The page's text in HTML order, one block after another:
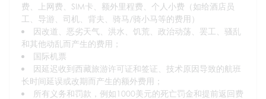
费、上网费、SIM卡、额外里程费、个人小费（如给酒店员
工、导游、司机、背夫、骑马/骑小马等的费用）
因改道、恶劣天气、洪水、饥荒、政治动荡、罢工、骚乱
和其他动乱而产生的费用；
国际机票
因延迟收到西藏旅游许可证和签证、技术原因导致的航班
长时间延误或改期而产生的额外费用；
所有义务和罚款，例如1000美元的死亡罚金和提前返回费